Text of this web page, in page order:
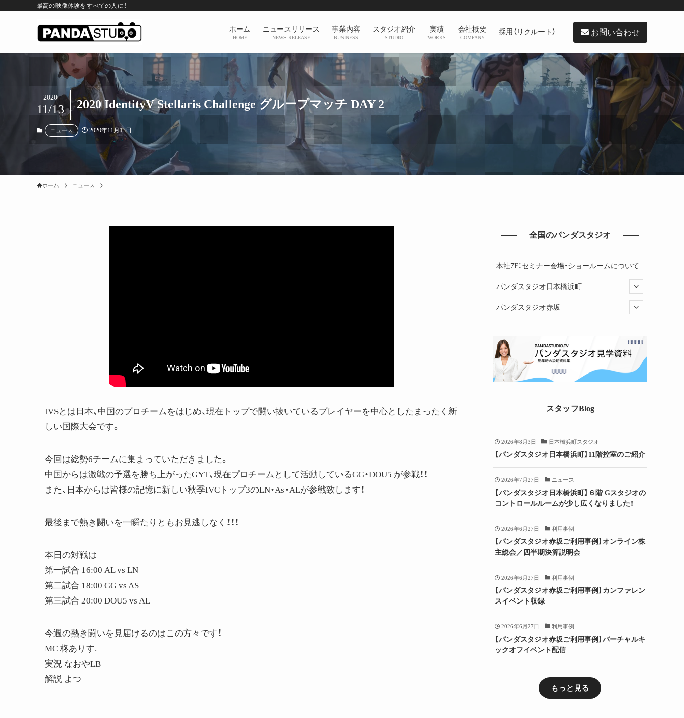
最高の映像体験をすべての人に！
ホーム
HOME
ニュースリリース
NEWS RELEASE
事業内容
BUSINESS
スタジオ紹介
STUDIO
実績
WORKS
会社概要
COMPANY
採用（リクルート） お問い合わせ
2020 IdentityV Stellaris Challenge グループマッチ DAY 2
2020
11/13
ニュース 2020年11月13日
ホーム ニュース
IVSとは日本、中国のプロチームをはじめ、現在トップで闘い抜いているプレイヤーを中心としたまったく新
しい国際大会です。
今回は総勢6チームに集まっていただきました。
中国からは激戦の予選を勝ち上がったGYT、現在プロチームとして活動しているGG・DOU5 が参戦！！
また、日本からは皆様の記憶に新しい秋季IVCトップ3のLN・As・ALが参戦致します！
最後まで熱き闘いを一瞬たりともお見逃しなく！！！
本日の対戦は
第一試合 16:00 AL vs LN
第二試合 18:00 GG vs AS
第三試合 20:00 DOU5 vs AL
今週の熱き闘いを見届けるのはこの方々です！
MC 柊ありす.
実況 なおやLB
解説 よつ
全国のパンダスタジオ
本社7F：セミナー会場・ショールームについて
パンダスタジオ日本橋浜町
パンダスタジオ赤坂
スタッフBlog
2026年8月3日 日本橋浜町スタジオ
【パンダスタジオ日本橋浜町】11階控室のご紹介
2026年7月27日 ニュース
【パンダスタジオ日本橋浜町】６階 Gスタジオの
コントロールルームが少し広くなりました！
2026年6月27日 利用事例
【パンダスタジオ赤坂ご利用事例】オンライン株
主総会／四半期決算説明会
2026年6月27日 利用事例
【パンダスタジオ赤坂ご利用事例】カンファレン
スイベント収録
2026年6月27日 利用事例
【パンダスタジオ赤坂ご利用事例】バーチャルキ
ックオフイベント配信
もっと見る